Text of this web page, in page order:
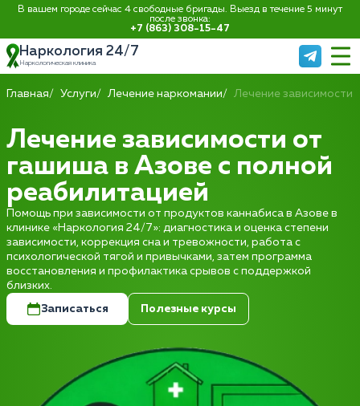
В вашем городе сейчас 4 свободные бригады. Выезд в течение 5 минут
после звонка:
+7 (863) 308-15-47
Наркология 24/7
Наркологическая клиника
Главная Услуги Лечение наркомании Лечение зависимости
Лечение зависимости от
гашиша в Азове с полной
реабилитацией
Помощь при зависимости от продуктов каннабиса в Азове в
клинике «Наркология 24/7»: диагностика и оценка степени
зависимости, коррекция сна и тревожности, работа с
психологической тягой и привычками, затем программа
восстановления и профилактика срывов с поддержкой
близких.
Записаться Полезные курсы